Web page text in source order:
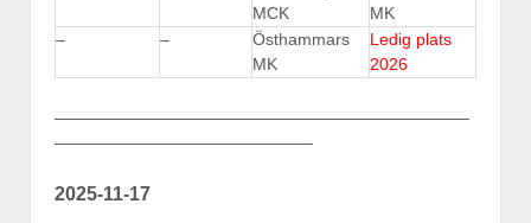
MCK
MK
–
–
Östhammars
MK
Ledig plats
2026
—————————————————————————
———————————————–
2025-11-17